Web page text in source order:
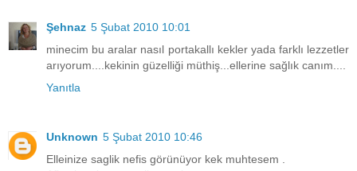
Şehnaz 5 Şubat 2010 10:01
minecim bu aralar nasıl portakallı kekler yada farklı lezzetler
arıyorum....kekinin güzelliği müthiş...ellerine sağlık canım....
Yanıtla
Unknown 5 Şubat 2010 10:46
Elleinize saglik nefis görünüyor kek muhtesem .